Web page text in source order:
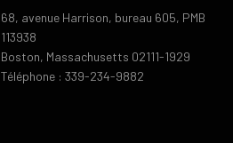
68, avenue Harrison, bureau 605, PMB
113938
Boston, Massachusetts 02111-1929
Téléphone : 339-234-9882